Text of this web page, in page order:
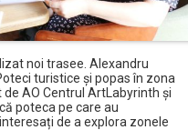
noi trasee. Alexandru
turistice și popas în zona
AO Centrul ArtLabyrinth și
poteca pe care au
de a explora zonele